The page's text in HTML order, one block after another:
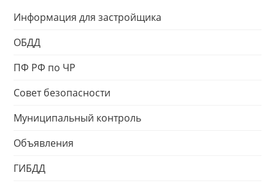
Информация для застройщика
ОБДД
ПФ РФ по ЧР
Совет безопасности
Муниципальный контроль
Объявления
ГИБДД